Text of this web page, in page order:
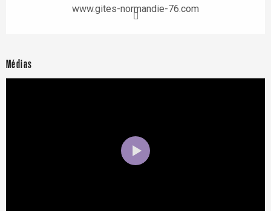
www.gites-normandie-76.com
Médias